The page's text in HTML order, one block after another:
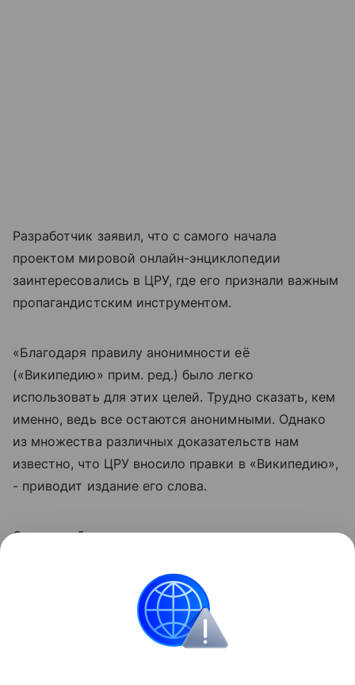
Разработчик заявил, что с самого начала
проектом мировой онлайн-энциклопедии
заинтересовались в ЦРУ, где его признали важным
пропагандистским инструментом.
«Благодаря правилу анонимности её
(«Википедию» прим. ред.) было легко
использовать для этих целей. Трудно сказать, кем
именно, ведь все остаются анонимными. Однако
из множества различных доказательств нам
известно, что ЦРУ вносило правки в «Википедию»,
- приводит издание его слова.
Сэнгер добавил, что сожалеет о том, что не
защиты с пропагандой.
Инфовойны Новости